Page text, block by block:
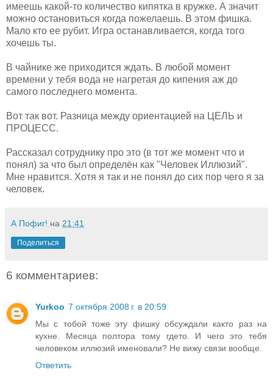
имеешь какой-то количество кипятка в кружке. А значит
можно остановиться когда пожелаешь. В этом фишка.
Мало кто ее рубит. Игра останавливается, когда того
хочешь ты.
В чайнике же приходится ждать. В любой момент
времени у тебя вода не нагретая до кипения аж до
самого последнего момента.
Вот так вот. Разница между ориентацией на ЦЕЛЬ и
ПРОЦЕСС.
Рассказал сотруднику про это (в тот же момент что и
понял) за что был определён как "Человек Иллюзий".
Мне нравится. Хотя я так и не понял до сих пор чего я за
человек.
А Пофиг! на 21:41
Поделиться
6 комментариев:
Yurkoo 7 октября 2008 г. в 20:59
Мы с тобой тоже эту фишку обсуждали както раз на
кухне. Месяца полтора тому гдето. И чего это тебя
человеком иллюзий именовали? Не вижу связи вообще.
Ответить